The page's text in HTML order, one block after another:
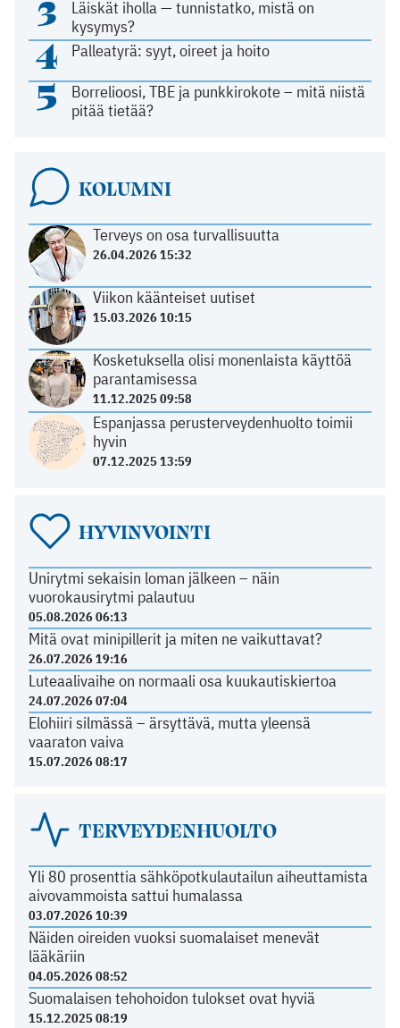
3
Läiskät iholla — tunnistatko, mistä on
kysymys?
4 Palleatyrä: syyt, oireet ja hoito
5
Borrelioosi, TBE ja punkkirokote – mitä niistä
pitää tietää?
KOLUMNI
Terveys on osa turvallisuutta
26.04.2026 15:32
Viikon käänteiset uutiset
15.03.2026 10:15
Kosketuksella olisi monenlaista käyttöä
parantamisessa
11.12.2025 09:58
Espanjassa perusterveydenhuolto toimii
hyvin
07.12.2025 13:59
HYVINVOINTI
Unirytmi sekaisin loman jälkeen – näin
vuorokausirytmi palautuu
05.08.2026 06:13
Mitä ovat minipillerit ja miten ne vaikuttavat?
26.07.2026 19:16
Luteaalivaihe on normaali osa kuukautiskiertoa
24.07.2026 07:04
Elohiiri silmässä – ärsyttävä, mutta yleensä
vaaraton vaiva
15.07.2026 08:17
TERVEYDENHUOLTO
Yli 80 prosenttia sähköpotkulautailun aiheuttamista
aivovammoista sattui humalassa
03.07.2026 10:39
Näiden oireiden vuoksi suomalaiset menevät
lääkäriin
04.05.2026 08:52
Suomalaisen tehohoidon tulokset ovat hyviä
15.12.2025 08:19